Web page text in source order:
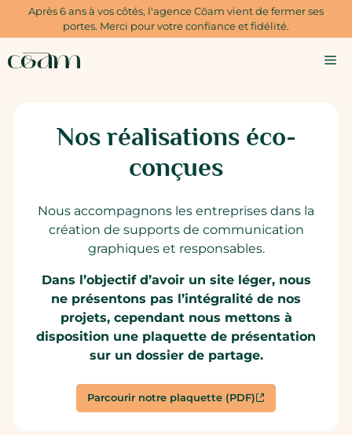
Après 6 ans à vos côtés, l'agence Cōam vient de fermer ses
portes. Merci pour votre confiance et fidélité.
Nos réalisations éco-
conçues
Nous accompagnons les entreprises dans la
création de supports de communication
graphiques et responsables.
Dans l’objectif d’avoir un site léger, nous
ne présentons pas l’intégralité de nos
projets, cependant nous mettons à
disposition une plaquette de présentation
sur un dossier de partage.
Parcourir notre plaquette (PDF)